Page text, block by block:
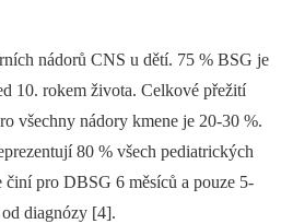
nádorů CNS u dětí. 75 % BSG je
10. rokem života. Celkové přežití
všechny nádory kmene je 20-30 %.
80 % všech pediatrických
činí pro DBSG 6 měsíců a pouze 5-
diagnózy [4].